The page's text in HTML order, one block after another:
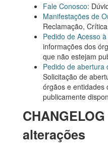
Fale Conosco:
Manifestações de
Reclamação,
Pedido de Acesso
informações dos
que não estejam
Pedido de abertura
Solicitação de
órgãos e entidades
publicamente
alterações